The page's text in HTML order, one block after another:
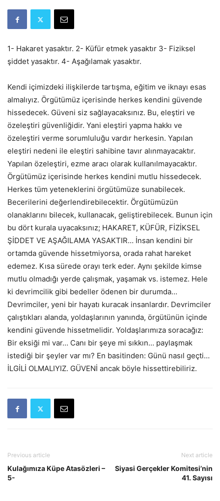
1- Hakaret yasaktır. 2- Küfür etmek yasaktır 3- Fiziksel
şiddet yasaktır. 4- Aşağılamak yasaktır.
Kendi içimizdeki ilişkilerde tartışma, eğitim ve iknayı esas
almalıyız. Örgütümüz içerisinde herkes kendini güvende
hissedecek. Güveni siz sağlayacaksınız. Bu, eleştiri ve
özeleştiri güvenliğidir. Yani eleştiri yapma hakkı ve
özeleştiri verme sorumluluğu vardır herkesin. Yapılan
eleştiri nedeni ile eleştiri sahibine tavır alınmayacaktır.
Yapılan özeleştiri, ezme aracı olarak kullanılmayacaktır.
Örgütümüz içerisinde herkes kendini mutlu hissedecek.
Herkes tüm yeteneklerini örgütümüze sunabilecek.
Becerilerini değerlendirebilecektir. Örgütümüzün
olanaklarını bilecek, kullanacak, geliştirebilecek. Bunun için
bu dört kurala uyacaksınız; HAKARET, KÜFÜR, FİZİKSEL
ŞİDDET VE AŞAĞILAMA YASAKTIR… İnsan kendini bir
ortamda güvende hissetmiyorsa, orada rahat hareket
edemez. Kısa sürede orayı terk eder. Aynı şekilde kimse
mutlu olmadığı yerde çalışmak, yaşamak vs. istemez. Hele
ki devrimcilik gibi bedeller ödenen bir durumda…
Devrimciler, yeni bir hayatı kuracak insanlardır. Devrimciler
çalıştıkları alanda, yoldaşlarının yanında, örgütünün içinde
kendini güvende hissetmelidir. Yoldaşlarımıza soracağız:
Bir eksiği mi var… Canı bir şeye mi sıkkın… paylaşmak
istediği bir şeyler var mı? En basitinden: Günü nasıl geçti…
İLGİLİ OLMALIYIZ. GÜVENİ ancak böyle hissettirebiliriz.
Previous article
Kulağımıza Küpe Atasözleri –
5-
Next article
Siyasi Gerçekler Komitesi’nin
41. Sayısı